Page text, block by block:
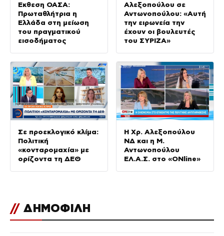
Έκθεση ΟΑΣΑ:
Πρωταθλήτρια η
Ελλάδα στη μείωση
του πραγματικού
εισοδήματος
Αλεξοπούλου σε
Αντωνοπούλου: «Αυτή
την ειρωνεία την
έχουν οι βουλευτές
του ΣΥΡΙΖΑ»
Σε προεκλογικό κλίμα:
Πολιτική
«κονταρομαχία» με
ορίζοντα τη ΔΕΘ
Η Χρ. Αλεξοπούλου
ΝΔ και η Μ.
Αντωνοπούλου
ΕΛ.Α.Σ. στο «ONline»
// ΔΗΜΟΦΙΛΗ